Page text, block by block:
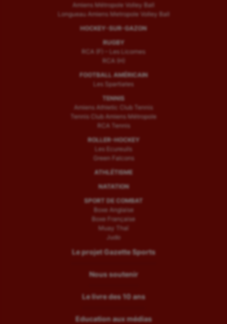
Amiens Métropole Volley Ball
Longueau Amiens Metropole Volley Ball
HOCKEY-SUR-GAZON
RUGBY
RCA (F) – Les Licornes
RCA (H)
FOOTBALL AMÉRICAIN
Les Spartiates
TENNIS
Amiens Athletic Club Tennis
Tennis Club Amiens Métropole
RCA Tennis
ROLLER-HOCKEY
Les Ecureuils
Green Falcons
ATHLÉTISME
NATATION
SPORT DE COMBAT
Boxe Anglaise
Boxe Française
Muay Thaï
Judo
Le projet Gazette Sports
Nous soutenir
Le livre des 10 ans
Education aux médias